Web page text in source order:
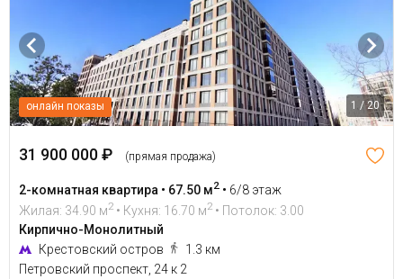
онлайн показы 1 / 20
31 900 000 ₽ (прямая продажа)
2-комнатная квартира • 67.50 м2 • 6/8 этаж
Жилая: 34.90 м2 • Кухня: 16.70 м2 • Потолок: 3.00
Кирпично-Монолитный
Крестовский остров
1.3 км
Петровский проспект, 24 к 2